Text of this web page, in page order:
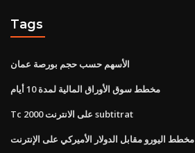
Tags
الأسهم حسب حجم بورصة عمان
مخطط سوق الأوراق المالية لمدة 10 أيام
Tc 2000 على الانترنت subtitrat
مخطط اليورو مقابل الدولار الأميركي على الإنترنت